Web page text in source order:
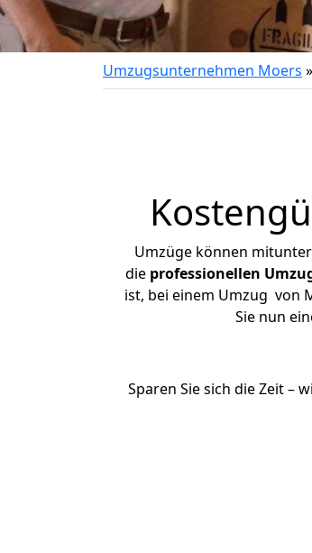
Umzugsunternehmen Moers »
Umzüge können
die professionellen
ist, bei einem Umzug von
Sie nun
Sparen Sie sich die Zeit –